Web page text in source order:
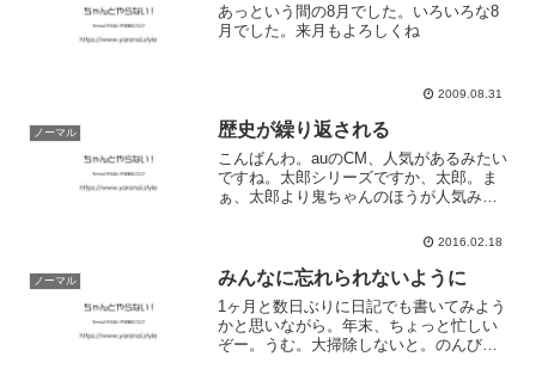
あっという間の8月でした。いろいろな8
月でした。来月もよろしくね
2009.08.31
ノーマル 歴史が繰り返される
こんばんわ。auのCM、人気があるみたい
ですね。太郎シリーズですか、太郎。ま
ぁ、太郎より鬼ちゃんのほうが人気みた
で、切手の猿に子供ができた。というニ
当に過去のものを継続し...
2016.02.18
ノーマル みんなに忘れられないように
1ヶ月と数日ぶりに日記でも書いてみよう
かと思いながら。年末、ちょっと忙しい
ぞー。うむ。大掃除しないと。のんびり